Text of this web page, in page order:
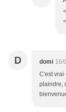
D domi 16/
C'est vrai
plaindre,